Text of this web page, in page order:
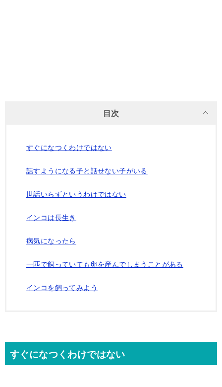
目次
すぐになつくわけではない
話すようになる子と話せない子がいる
世話いらずというわけではない
インコは長生き
病気になったら
一匹で飼っていても卵を産んでしまうことがある
インコを飼ってみよう
すぐになつくわけではない